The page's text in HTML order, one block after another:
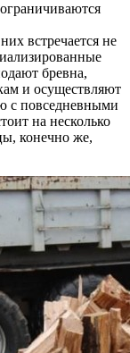
встречается не
бревна,
и осуществляют
с повседневными
на несколько
конечно же,